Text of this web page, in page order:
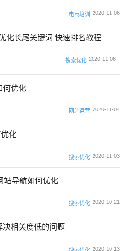
电商培训 2020-11-06
化长尾关键词 快速排名教程
搜索优化 2020-11-06
何优化
网站运营 2020-11-04
化
搜索优化 2020-11-03
站导航如何优化
搜索优化 2020-10-21
决相关度低的问题
2020-10-13